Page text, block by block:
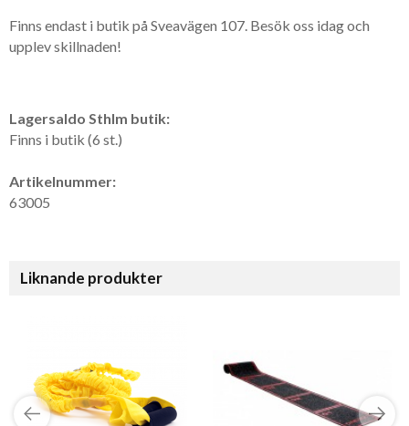
Finns endast i butik på Sveavägen 107. Besök oss idag och
upplev skillnaden!
Lagersaldo Sthlm butik:
Finns i butik (6 st.)
Artikelnummer:
63005
Liknande produkter